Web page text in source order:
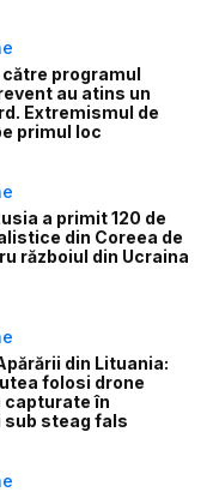
programul
au atins un
Extremismul de
primul loc
a primit 120 de
din Coreea de
războiul din Ucraina
din Lituania:
folosi drone
capturate în
sub steag fals